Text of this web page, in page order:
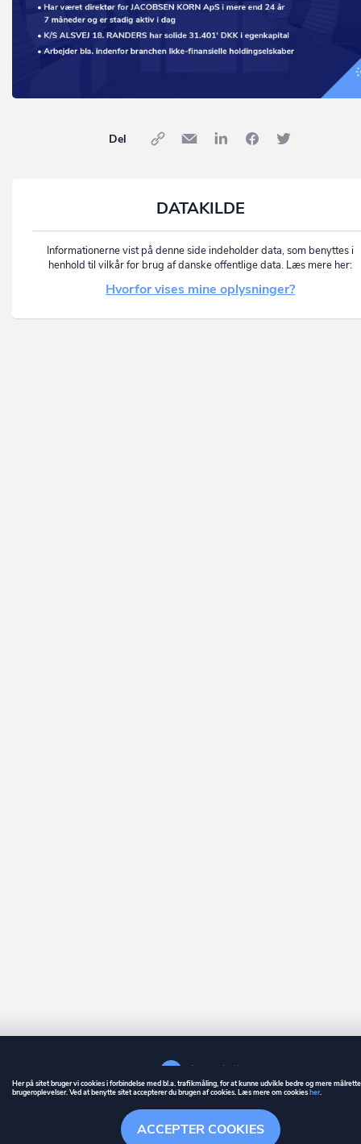
Del
DATAKILDE
Informationerne vist på denne side indeholder data, som benyttes i
henhold til vilkår for brug af danske offentlige data. Læs mere her:
Hvorfor vises mine oplysninger?
GUIDE BETINGELSER
er et registreret varemærke tilhørende ownr ApS – CVR nr.: 36 40 88
ACCEPTER COOKIES
Her på sitet bruger vi cookies i forbindelse med bl.a. trafikmåling, for at kunne udvikle bedre og mere
brugeroplevelser. Ved at benytte sitet accepterer du brugen af cookies. Læs mere om cookiesher.